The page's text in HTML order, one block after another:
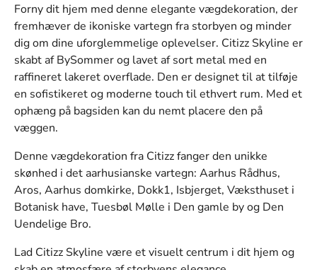
Forny dit hjem med denne elegante vægdekoration, der
fremhæver de ikoniske vartegn fra storbyen og minder
dig om dine uforglemmelige oplevelser. Citizz Skyline er
skabt af BySommer og lavet af sort metal med en
raffineret lakeret overflade. Den er designet til at tilføje
en sofistikeret og moderne touch til ethvert rum. Med et
ophæng på bagsiden kan du nemt placere den på
væggen.
Denne vægdekoration fra Citizz fanger den unikke
skønhed i det aarhusianske vartegn: Aarhus Rådhus,
Aros, Aarhus domkirke, Dokk1, Isbjerget, Væksthuset i
Botanisk have, Tuesbøl Mølle i Den gamle by og Den
Uendelige Bro.
Lad Citizz Skyline være et visuelt centrum i dit hjem og